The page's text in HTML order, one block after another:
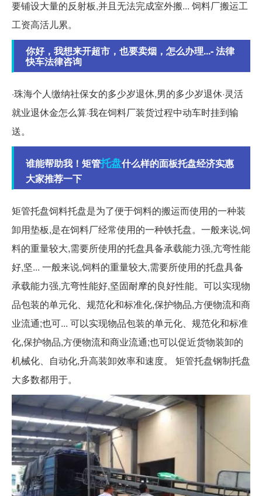
要铺设大量的反射板,并且无法完成室外搬... 饲料厂搬运工
工资高活儿累。
你好，我想来开超市，也要卖烟，怎么办理...- 法律
快车法律咨询
·珠海个人缴纳社保女的多少岁退休,男的多少岁退休·灵活
就业退休金怎么算·我在饲料厂装货过程中动车时挂到输
送。
谁能帮助我！矩管托盘什么样的面板托盘经济实惠
大家推荐一下
矩管托盘饲料托盘是为了便于饲料的搬运而使用的一种装
卸用垫板,是在饲料厂经常使用的一种铁托盘。一般来说,饲
料的重量较大,需要所使用的托盘具备承载能力强,亢弯性能
好,坚... 一般来说,饲料的重量较大,需要所使用的托盘具备
承载能力强,亢弯性能好,坚固耐摩的良好性能。可以实现物
品包装的单元化、规范化和标准化,保护物品,方便物流和商
业流通;也可... 可以实现物品包装的单元化、规范化和标准
化,保护物品,方便物流和商业流通;也可以促近货物装卸的
机械化、自动化,升高装卸效率和速度。 矩管托盘钢制托盘
大多数都用于。